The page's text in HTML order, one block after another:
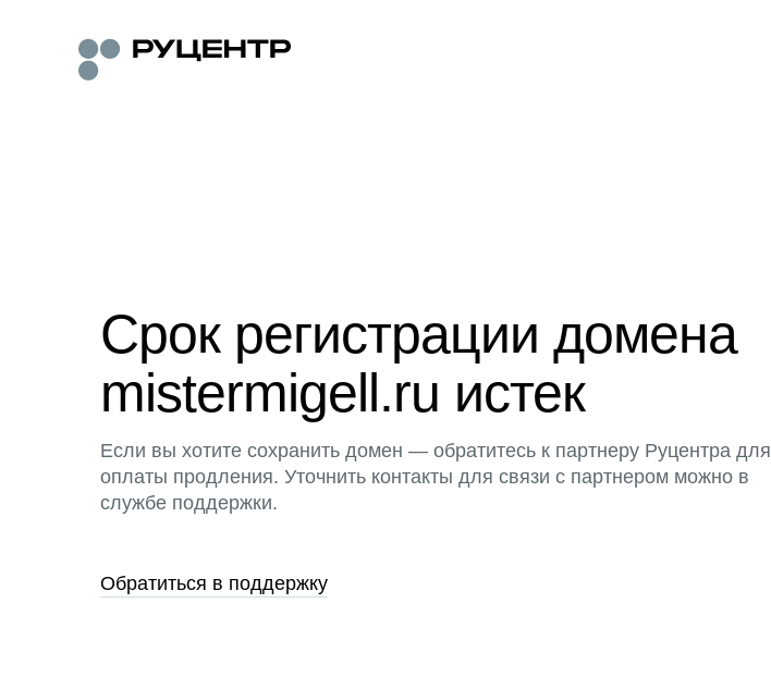
Срок регистрации домена
mistermigell.ru истек
Если вы хотите сохранить домен — обратитесь к партнеру Руцентра для
оплаты продления. Уточнить контакты для связи с партнером можно в
службе поддержки.
Обратиться в поддержку